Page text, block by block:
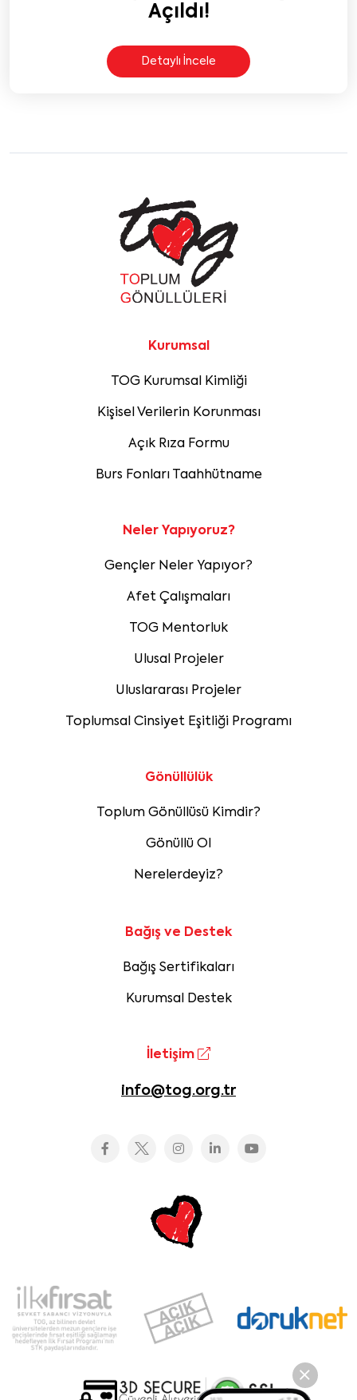
Açıldı!
Detaylı İncele
Kurumsal
TOG Kurumsal Kimliği
Kişisel Verilerin Korunması
Açık Rıza Formu
Burs Fonları Taahhütname
Neler Yapıyoruz?
Gençler Neler Yapıyor?
Afet Çalışmaları
TOG Mentorluk
Ulusal Projeler
Uluslararası Projeler
Toplumsal Cinsiyet Eşitliği Programı
Gönüllülük
Toplum Gönüllüsü Kimdir?
Gönüllü Ol
Nerelerdeyiz?
Bağış ve Destek
Bağış Sertifikaları
Kurumsal Destek
İletişim
info@tog.org.tr